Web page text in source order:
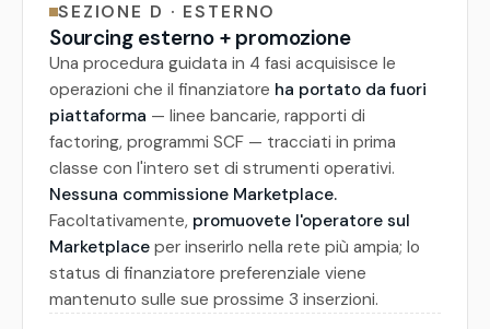
SEZIONE D · ESTERNO
Sourcing esterno + promozione
Una procedura guidata in 4 fasi acquisisce le
operazioni che il finanziatore ha portato da fuori
piattaforma — linee bancarie, rapporti di
factoring, programmi SCF — tracciati in prima
classe con l'intero set di strumenti operativi.
Nessuna commissione Marketplace.
Facoltativamente, promuovete l'operatore sul
Marketplace per inserirlo nella rete più ampia; lo
status di finanziatore preferenziale viene
mantenuto sulle sue prossime 3 inserzioni.